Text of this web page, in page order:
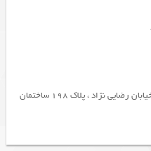
آدرس : تهران ، بلوار مرزداران ، بعد از خیابان رضایی نژاد ، پلاک 198 ساختمان